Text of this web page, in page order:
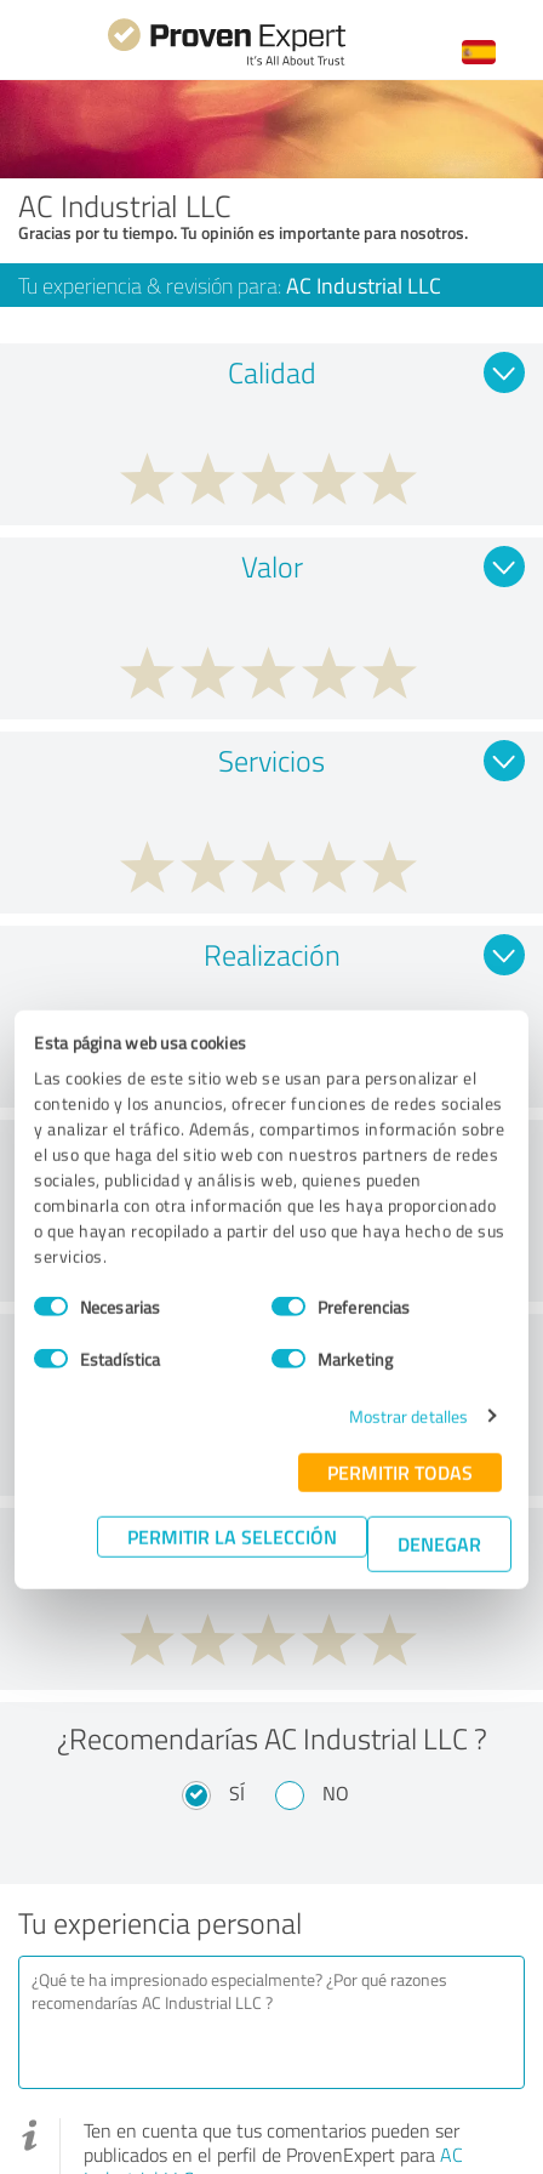
Esta página web usa cookies
Las cookies de este sitio web se usan para personalizar el
contenido y los anuncios, ofrecer funciones de redes sociales
y analizar el tráfico. Además, compartimos información sobre
el uso que haga del sitio web con nuestros partners de redes
sociales, publicidad y análisis web, quienes pueden
combinarla con otra información que les haya proporcionado
o que hayan recopilado a partir del uso que haya hecho de sus
servicios.
Selección
de
Necesarias Preferencias
Estadística Marketing
Mostrar detalles
PERMITIR TODAS
PERMITIR LA SELECCIÓN DENEGAR
AC Industrial LLC
Gracias por tu tiempo. Tu opinión es importante para nosotros.
Tu experiencia & revisión para: AC Industrial LLC
Calidad
Valor
Servicios
Realización
Consultoría
Servicio de atención al cliente
¿Qué te parece la relación calidad-precio?
¿Recomendarías AC Industrial LLC ?
SÍ NO
Tu experiencia personal
Ten en cuenta que tus comentarios pueden ser
publicados en el perfil de ProvenExpert paraAC